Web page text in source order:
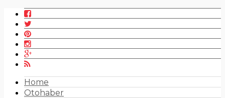
Home
Otohaber